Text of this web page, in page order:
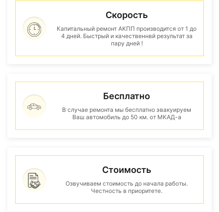
Скорость
Капитальный ремонт АКПП производится от 1 до
4 дней. Быстрый и качественнвй результат за
пару дней !
Бесплатно
В случае ремонта мы бесплатно эвакуируем
Ваш автомобиль до 50 км. от МКАД-а
Стоимость
Озвучиваем стоимость до начала работы.
Честность в приоритете.